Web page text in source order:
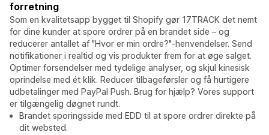
forretning
Som en kvalitetsapp bygget til Shopify gør 17TRACK det nemt
for dine kunder at spore ordrer på en brandet side – og
reducerer antallet af "Hvor er min ordre?"-henvendelser. Send
notifikationer i realtid og vis produkter frem for at øge salget.
Optimer forsendelser med tydelige analyser, og skjul kinesisk
oprindelse med ét klik. Reducer tilbageførsler og få hurtigere
udbetalinger med PayPal Push. Brug for hjælp? Vores support
er tilgængelig døgnet rundt.
Brandet sporingsside med EDD til at spore ordrer direkte på
dit websted.